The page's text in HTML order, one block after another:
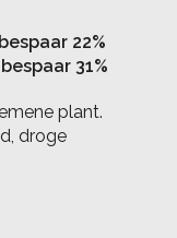
22%
31%
plant.
droge